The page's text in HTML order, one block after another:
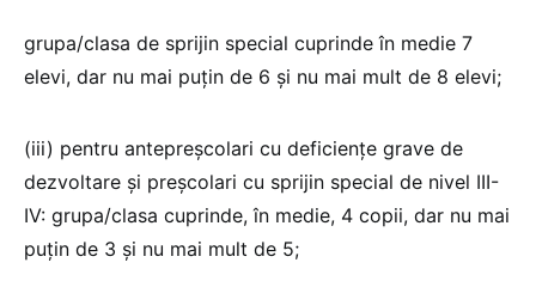
grupa/clasa de sprijin special cuprinde în medie 7
elevi, dar nu mai puțin de 6 și nu mai mult de 8 elevi;
(iii) pentru antepreșcolari cu deficiențe grave de
dezvoltare și preșcolari cu sprijin special de nivel III-
IV: grupa/clasa cuprinde, în medie, 4 copii, dar nu mai
puțin de 3 și nu mai mult de 5;